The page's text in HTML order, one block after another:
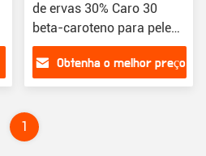
de ervas 30% Caro 30
beta-caroteno para pele
Cas 7235-40-7 solúvel em
óleo Obtenha o melhor preço
1